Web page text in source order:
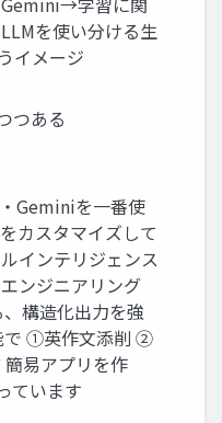
を使い分ける生
イメージ
つある
Geminiを一番使
カスタマイズして
インテリジェンス
ンジニアリング
構造化出力を強
で ①英作文添削 ②
易アプリを作
ています